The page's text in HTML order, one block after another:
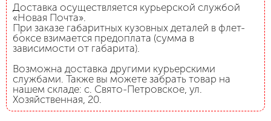
Доставка осуществляется курьерской службой
«Новая Почта».
При заказе габаритных кузовных деталей в флет-
боксе взимается предоплата (сумма в
зависимости от габарита).
Возможна доставка другими курьерскими
службами. Также вы можете забрать товар на
нашем складе: с. Свято-Петровское, ул.
Хозяйственная, 20.